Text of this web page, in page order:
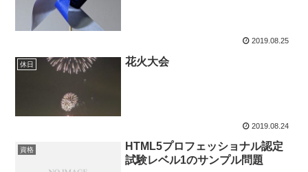
2019.08.25
休日 花火大会
2019.08.24
資格
HTML5プロフェッショナル認定
試験レベル1のサンプル問題